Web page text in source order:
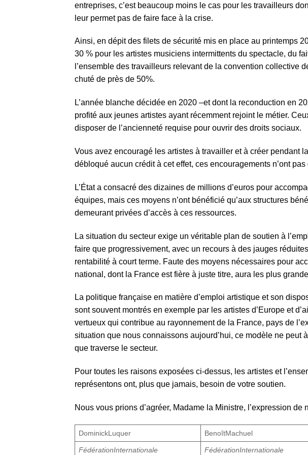
entreprises, c’est beaucoup moins le cas pour les travailleurs
leur permet pas de faire face à la crise.
Ainsi, en dépit des filets de sécurité mis en place au printemps
30 % pour les artistes musiciens intermittents du spectacle, du
l’ensemble des travailleurs relevant de la convention collective
chuté de près de 50%.
L’année blanche décidée en 2020 –et dont la reconduction en
profité aux jeunes artistes ayant récemment rejoint le métier.
disposer de l’ancienneté requise pour ouvrir des droits sociaux.
Vous avez encouragé les artistes à travailler et à créer pendant
débloqué aucun crédit à cet effet, ces encouragements n’ont pas
L’État a consacré des dizaines de millions d’euros pour
équipes, mais ces moyens n’ont bénéficié qu’aux structures
demeurant privées d’accès à ces ressources.
La situation du secteur exige un véritable plan de soutien à
faire que progressivement, avec un recours à des jauges
rentabilité à court terme. Faute des moyens nécessaires pour
national, dont la France est fière à juste titre, aura les plus
La politique française en matière d’emploi artistique et son
sont souvent montrés en exemple par les artistes d’Europe et
vertueux qui contribue au rayonnement de la France, pays de
situation que nous connaissons aujourd’hui, ce modèle ne peut
que traverse le secteur.
Pour toutes les raisons exposées ci-dessus, les artistes et
représentons ont, plus que jamais, besoin de votre soutien.
Nous vous prions d’agréer, Madame la Ministre, l’expression de
DominickLuquer BenoîtMachuel
FédérationInternationale FédérationInternationale